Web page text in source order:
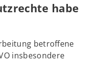
habe
betroffene
insbesondere